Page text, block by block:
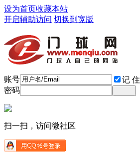
设为首页收藏本站
开启辅助访问 切换到宽版
账号 记 住
密码
扫一扫，访问微社区